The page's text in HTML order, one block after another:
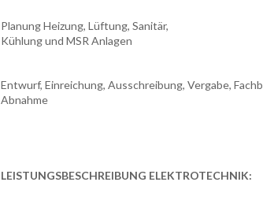
Planung Heizung, Lüftung, Sanitär,
Kühlung und MSR Anlagen
Entwurf, Einreichung, Ausschreibung, Vergabe,
Abnahme
LEISTUNGSBESCHREIBUNG ELEKTROTECHNIK: